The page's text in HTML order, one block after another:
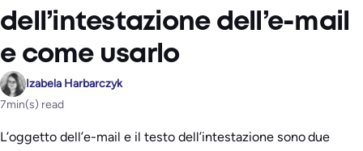
dell’intestazione dell’e-mail
e come usarlo
Izabela Harbarczyk
7min(s) read
L’oggetto dell’e-mail e il testo dell’intestazione sono due